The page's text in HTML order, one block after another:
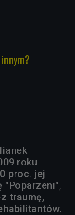
roku
proc. jej
"Poparzeni",
traumę,